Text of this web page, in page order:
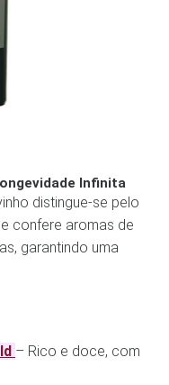
Infinita
distingue-se pelo
confere aromas de
garantindo uma
– Rico e doce, com